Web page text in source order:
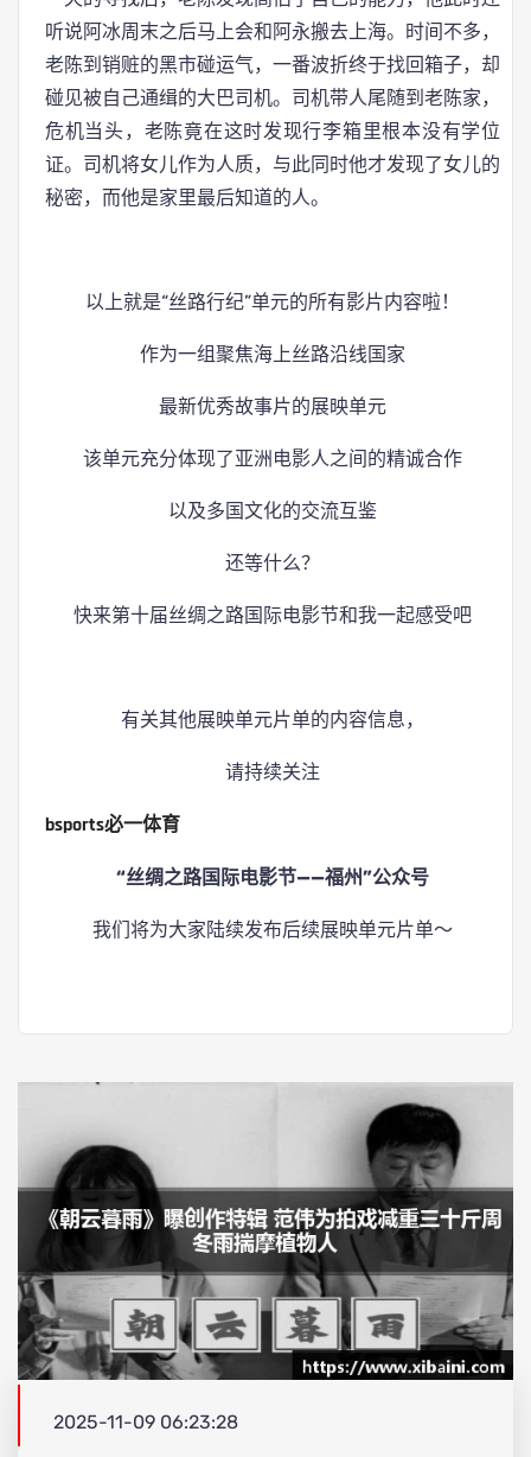
听说阿冰周末之后马上会和阿永搬去上海。时间不多，
老陈到销赃的黑市碰运气，一番波折终于找回箱子，却
碰见被自己通缉的大巴司机。司机带人尾随到老陈家，
危机当头，老陈竟在这时发现行李箱里根本没有学位
证。司机将女儿作为人质，与此同时他才发现了女儿的
秘密，而他是家里最后知道的人。
以上就是“丝路行纪”单元的所有影片内容啦！
作为一组聚焦海上丝路沿线国家
最新优秀故事片的展映单元
该单元充分体现了亚洲电影人之间的精诚合作
以及多国文化的交流互鉴
还等什么？
快来第十届丝绸之路国际电影节和我一起感受吧
有关其他展映单元片单的内容信息，
请持续关注
bsports必一体育
“丝绸之路国际电影节——福州”公众号
我们将为大家陆续发布后续展映单元片单～
2025-11-09 06:23:28